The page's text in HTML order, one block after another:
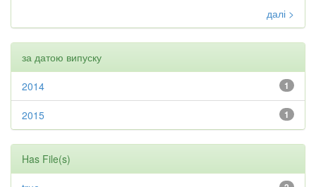
далі >
за датою випуску
1
2014
1
2015
Has File(s)